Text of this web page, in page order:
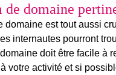
de domaine
domaine est tout aussi
internautes pourront
doit être facile à
votre activité et si